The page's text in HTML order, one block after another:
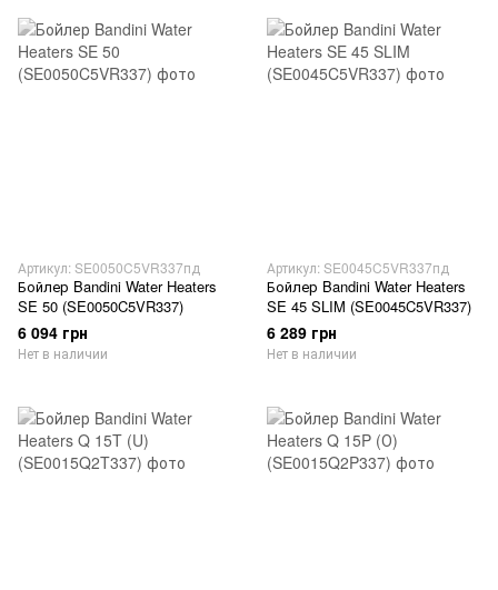
Артикул: SE0050C5VR337пд
Бойлер Bandini Water Heaters
SE 50 (SE0050C5VR337)
6 094 грн
Нет в наличии
Артикул: SE0045C5VR337пд
Бойлер Bandini Water Heaters
SE 45 SLIM (SE0045C5VR337)
6 289 грн
Нет в наличии